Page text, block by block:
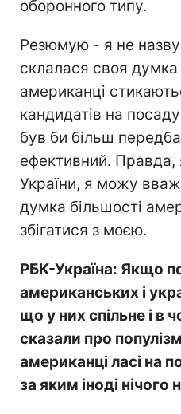
оборонного типу.
Резюмую - я не
склалася своя думка
американці
кандидатів на
був би більш
ефективний. Правда,
України, я можу
думка більшості
збігатися з моєю.
РБК-Україна: Якщо
американських і
що у них спільне і в
сказали про
американці ласі на
за яким іноді нічого